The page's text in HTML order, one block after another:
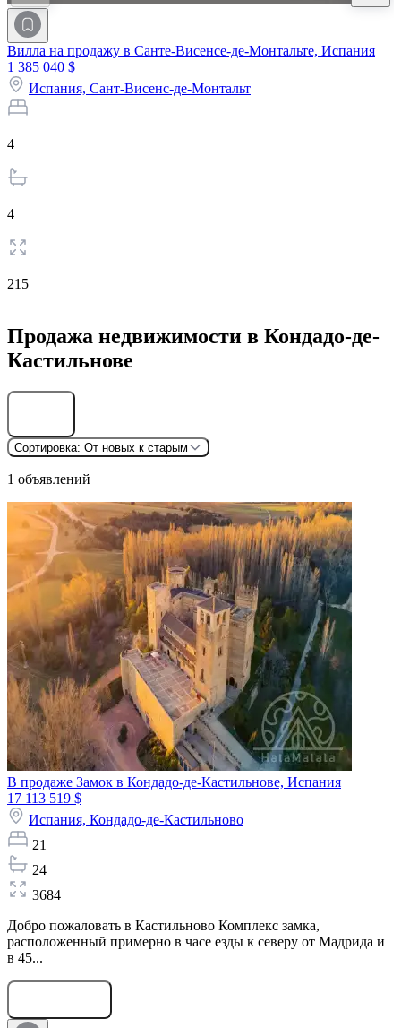
Вилла на продажу в Санте-Висенсе-де-Монтальте, Испания
1 385 040 $
Испания, Сант-Висенс-де-Монтальт
4
4
215
Продажа недвижимости в Кондадо-де-
Кастильнове
Сортировка: От новых к старым
1 объявлений
В продаже Замок в Кондадо-де-Кастильнове, Испания
17 113 519 $
Испания, Кондадо-де-Кастильново
21
24
3684
Добро пожаловать в Кастильново Комплекс замка,
расположенный примерно в часе езды к северу от Мадрида и
в 45...